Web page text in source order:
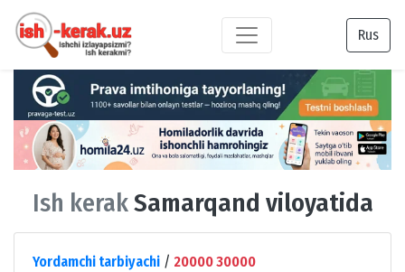
Rus
Ish kerakSamarqand viloyatida
Yordamchi tarbiyachi / 20000 30000